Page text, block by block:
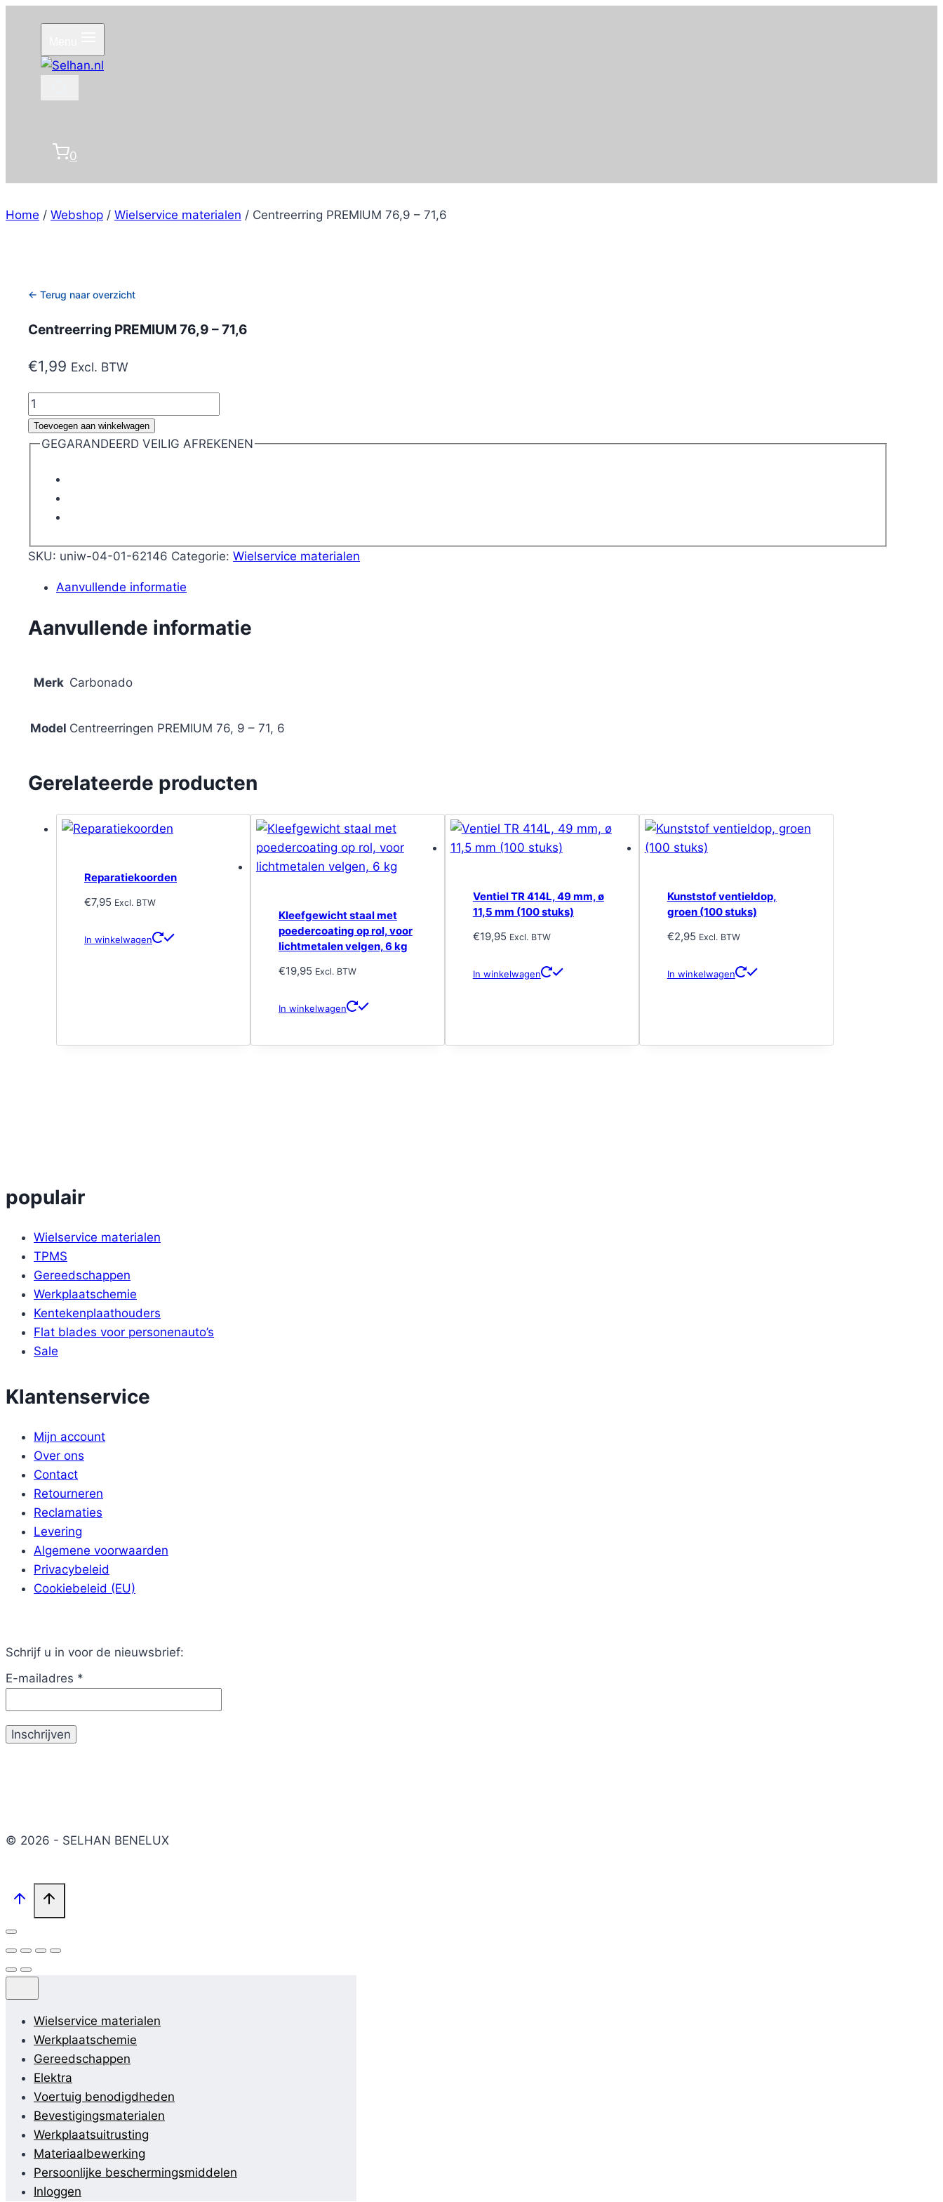
inhoud
0
Home / Webshop / Wielservice materialen / Centreerring PREMIUM 76,9 – 71,6
← Terug naar overzicht
Centreerring PREMIUM 76,9 – 71,6
€1,99 Excl. BTW
Centreerring
PREMIUM
76,9
aantal
Toevoegen aan winkelwagen
GEGARANDEERD VEILIG AFREKENEN
SKU: uniw-04-01-62146 Categorie: Wielservice materialen
Aanvullende informatie
Aanvullende informatie
Merk Carbonado
Model Centreerringen PREMIUM 76, 9 – 71, 6
Gerelateerde producten
Reparatiekoorden
€7,95 Excl. BTW
In winkelwagen
Kleefgewicht staal met
poedercoating op rol, voor
lichtmetalen velgen, 6 kg
€19,95 Excl. BTW
In winkelwagen
Ventiel TR 414L, 49 mm, ø
11,5 mm (100 stuks)
€19,95 Excl. BTW
In winkelwagen
Kunststof ventieldop,
groen (100 stuks)
€2,95 Excl. BTW
In winkelwagen
populair
Wielservice materialen
TPMS
Gereedschappen
Werkplaatschemie
Kentekenplaathouders
Flat blades voor personenauto’s
Sale
Klantenservice
Mijn account
Over ons
Contact
Retourneren
Reclamaties
Levering
Algemene voorwaarden
Privacybeleid
Cookiebeleid (EU)
Schrijf u in voor de nieuwsbrief:
E-mailadres *
© 2026 - SELHAN BENELUX
Wielservice materialen
Werkplaatschemie
Gereedschappen
Elektra
Voertuig benodigdheden
Bevestigingsmaterialen
Werkplaatsuitrusting
Materiaalbewerking
Persoonlijke beschermingsmiddelen
Inloggen